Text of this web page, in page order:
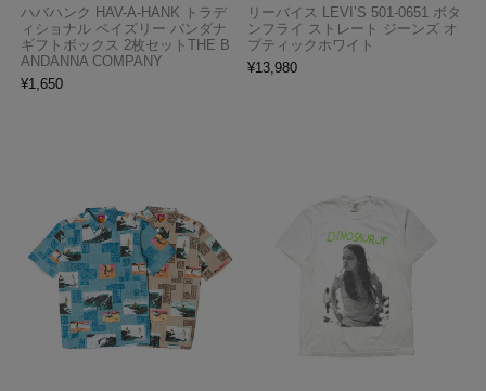
ハバハンク HAV-A-HANK トラデ
ィショナル ペイズリー バンダナ
ギフトボックス 2枚セットTHE B
ANDANNA COMPANY
¥1,650
リーバイス LEVI’S 501-0651 ボタ
ンフライ ストレート ジーンズ オ
プティックホワイト
¥13,980